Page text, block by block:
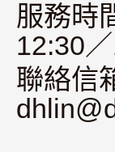
服務時
12:30
聯絡信